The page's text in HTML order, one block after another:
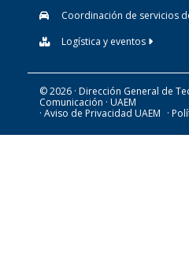
Coordinación de servicios
Logística y eventos
© 2026 · Dirección General de
Comunicación · UAEM
· Aviso de Privacidad UAEM ·